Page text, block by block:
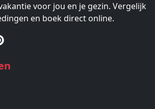
voor jou en je gezin. Vergelijk
en boek direct online.